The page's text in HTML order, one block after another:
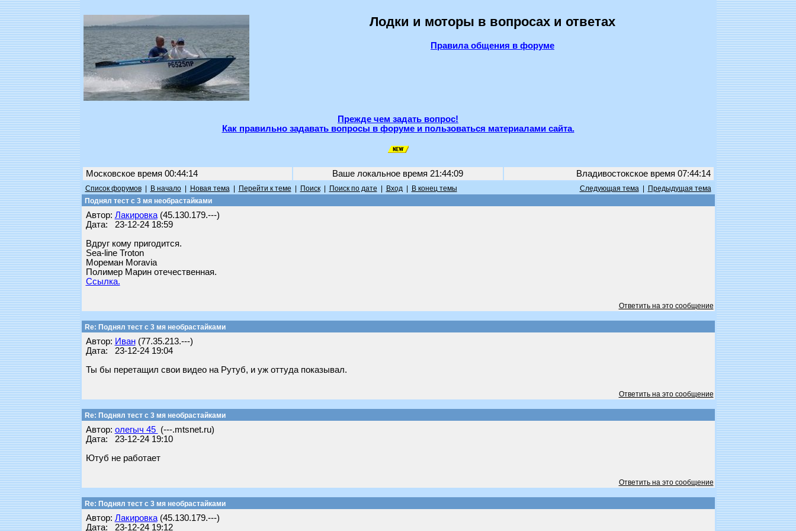
Лодки и моторы в вопросах и ответах
Правила общения в форуме
Прежде чем задать вопрос!
Как правильно задавать вопросы в форуме и пользоваться материалами сайта.
Московское время 00:44:14 Ваше локальное время 21:44:09 Владивостокское время 07:44:14
Список форумов| В начало| Новая тема| Перейти к теме Поиск| Поиск по дате Вход| В конец темы Следующая тема|
Предыдущая тема
Поднял тест с 3 мя необрастайками
Автор: Лакировка(45.130.179.---)
Дата: 23-12-24 18:59
Вдруг кому пригодится.
Sea-line Troton
Мореман Moravia
Полимер Марин отечественная.
Ссылка.
Ответить на это сообщение
Re: Поднял тест с 3 мя необрастайками
Автор: Иван(77.35.213.---)
Дата: 23-12-24 19:04
Ты бы перетащил свои видео на Рутуб, и уж оттуда показывал.
Ответить на это сообщение
Re: Поднял тест с 3 мя необрастайками
Автор: олегыч 45 (---.mtsnet.ru)
Дата: 23-12-24 19:10
Ютуб не работает
Ответить на это сообщение
Re: Поднял тест с 3 мя необрастайками
Автор: Лакировка(45.130.179.---)
Дата: 23-12-24 19:12